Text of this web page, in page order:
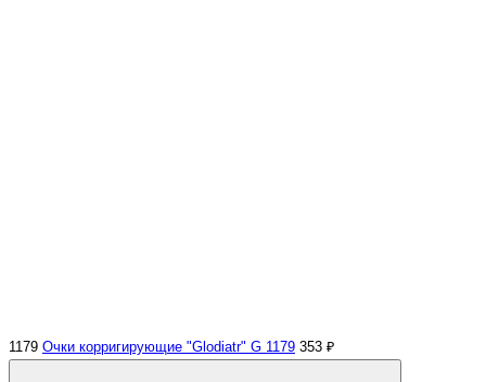
1179 Очки корригирующие "Glodiatr" G 1179 353 ₽